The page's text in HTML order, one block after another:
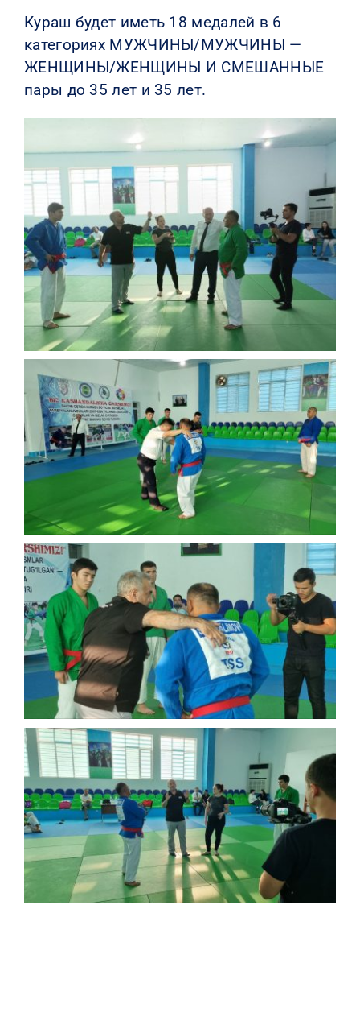
Кураш будет иметь 18 медалей в 6
категориях МУЖЧИНЫ/МУЖЧИНЫ —
ЖЕНЩИНЫ/ЖЕНЩИНЫ И СМЕШАННЫЕ
пары до 35 лет и 35 лет.